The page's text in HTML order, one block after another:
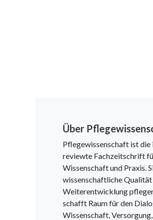
Über
Pflegewissenschaft ist
reviewte Fachzeitschrift
Wissenschaft und Praxis.
wissenschaftliche
Weiterentwicklung
schafft Raum für den
Wissenschaft,